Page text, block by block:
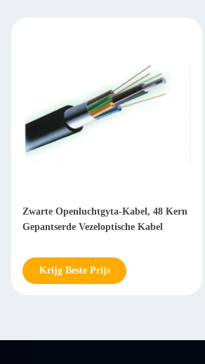
Zwarte Openluchtgyta-Kabel, 48 Kern
Gepantserde Vezeloptische Kabel
Krijg Beste Prijs